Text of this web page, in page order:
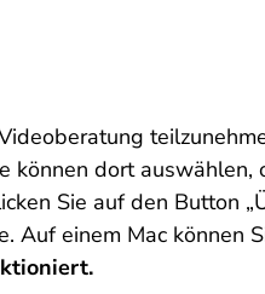
dort
Sie auf den Button
einem Mac können